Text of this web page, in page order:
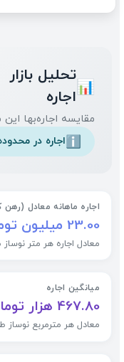
📊
تحلیل بازار
اجاره
مقایسه اجاره‌بها این ملک با 237 ملک
ℹ️ اجاره در
اجاره ماهانه معادل (رهن
23.00 میلیون تومان
معادل اجاره هر متر نوساز طبقه اول:
میانگین اجاره
467.80 هزار تومان
معادل هر مترمربع نوساز